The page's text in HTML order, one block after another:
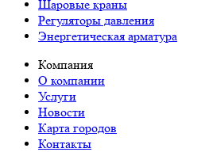
Шаровые краны
Регуляторы давления
Энергетическая арматура
Компания
О компании
Услуги
Новости
Карта городов
Контакты